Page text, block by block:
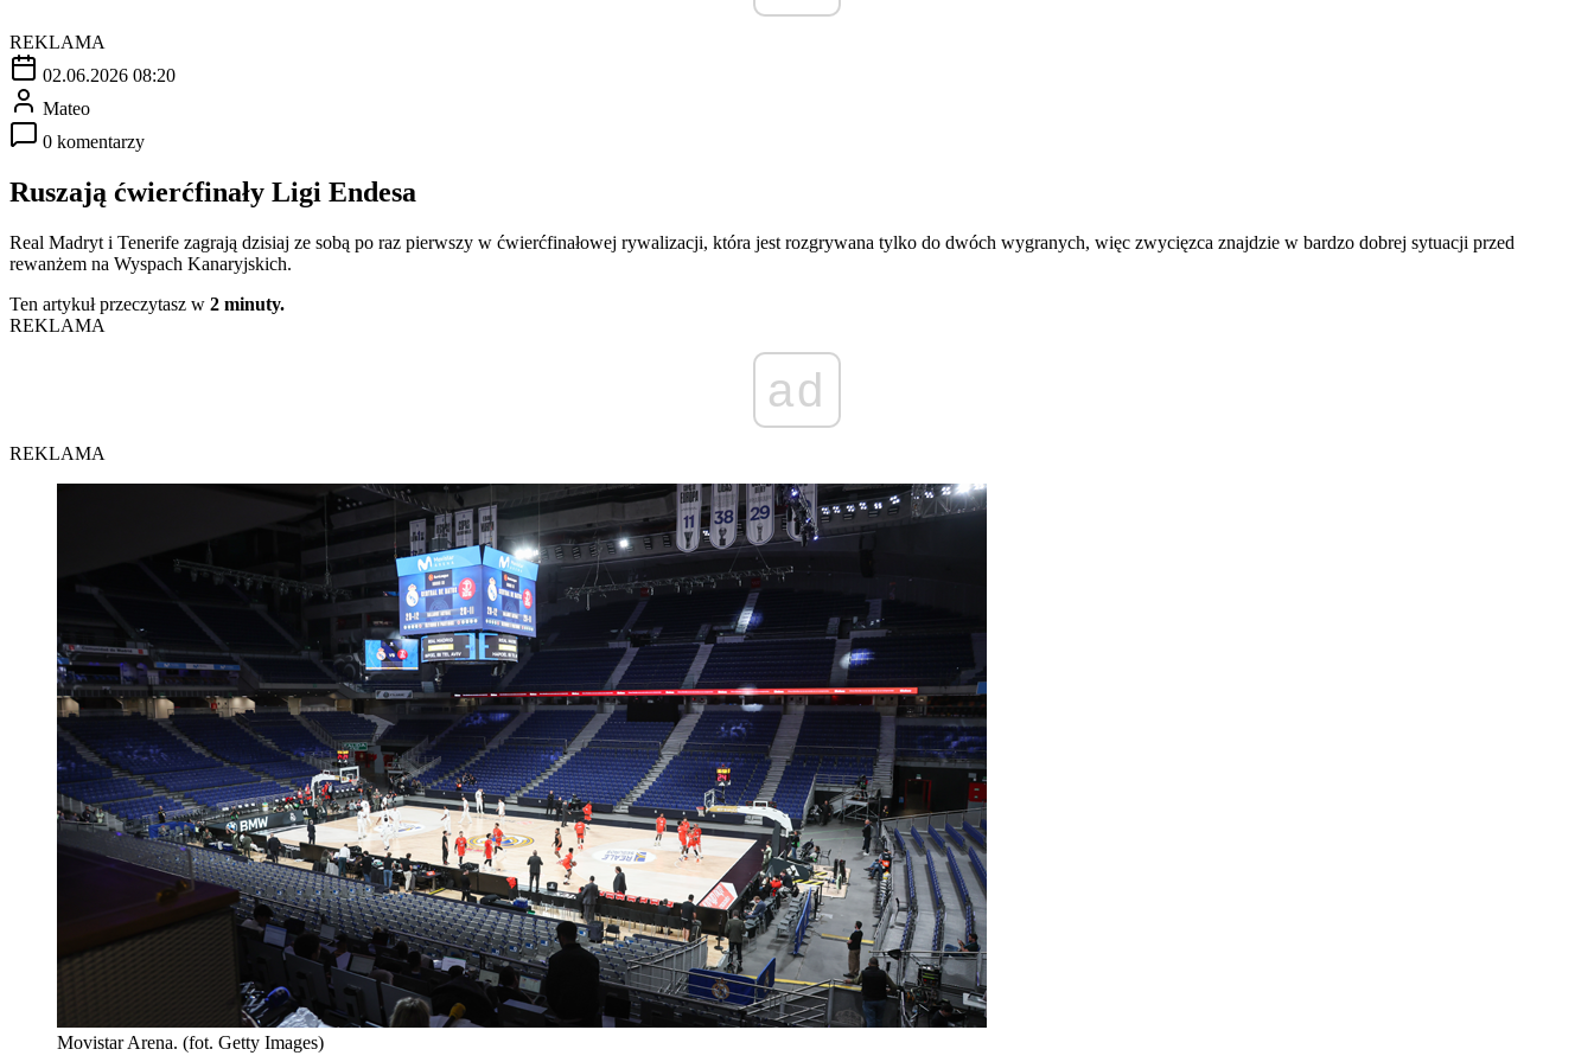
REKLAMA
02.06.2026 08:20
Mateo
0 komentarzy
Ruszają ćwierćfinały Ligi Endesa
Real Madryt i Tenerife zagrają dzisiaj ze sobą po raz pierwszy w ćwierćfinałowej rywalizacji, która jest rozgrywana tylko do dwóch wygranych, więc zwycięzca znajdzie w bardzo dobrej sytuacji przed
rewanżem na Wyspach Kanaryjskich.
Ten artykuł przeczytasz w 2 minuty.
REKLAMA
ad
REKLAMA
Movistar Arena. (fot. Getty Images)